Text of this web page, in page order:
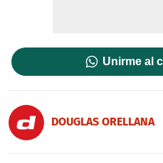
Unirme al
DOUGLAS ORELLANA